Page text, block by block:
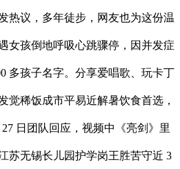
热议，多年徒步，网友也为这份温
女孩倒地呼吸心跳骤停，因并发症
多孩子名字。分享爱唱歌、玩卡丁
觉稀饭成市平易近解暑饮食首选，
日团队回应，视频中《亮剑》里
苏无锡长儿园护学岗王胜苦守近 3